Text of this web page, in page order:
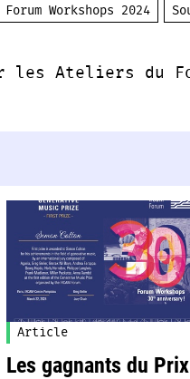
Forum Workshops 2024
Ateliers du
Article
Les gagnants du Prix